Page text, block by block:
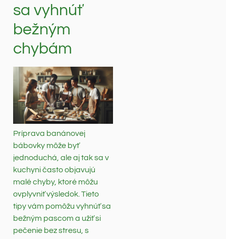
sa vyhnúť
bežným
chybám
Príprava banánovej
bábovky môže byť
jednoduchá, ale aj tak sa v
kuchyni často objavujú
malé chyby, ktoré môžu
ovplyvniť výsledok. Tieto
tipy vám pomôžu vyhnúť sa
bežným pascom a užiť si
pečenie bez stresu, s